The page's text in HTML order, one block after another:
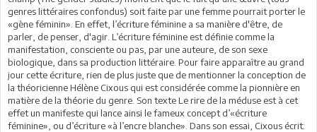
genres littéraires confondus) soit faite par une femme pourrait porter le
«gène féminin». En effet, l’écriture féminine a sa manière d'être, de
parler, de penser, d'agir. L’écriture féminine est définie comme la
manifestation, consciente ou pas, par une auteure, de son sexe
biologique, dans sa production littéraire. Pour faire apparaître au grand
jour cette écriture, rien de plus juste que de mentionner la conception de
la théoricienne Hélène Cixous qui est considérée comme la pionnière en
matière de la théorie du genre. Son texte Le rire de la méduse est à cet
effet un manifeste qui lance ainsi le fameux concept d’«écriture
féminine», ou d’écriture «à l’encre blanche». Dans son essai, Cixous écrit: